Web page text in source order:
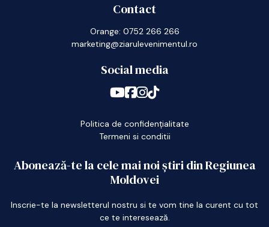
Contact
Orange: 0752 266 266
marketing@ziarulevenimentul.ro
Social media
Politica de confidențialitate
Termeni si conditii
Abonează-te la cele mai noi știri din Regiunea
Moldovei
Inscrie-te la newsletterul nostru si te vom tine la curent cu tot
ce te interesează.